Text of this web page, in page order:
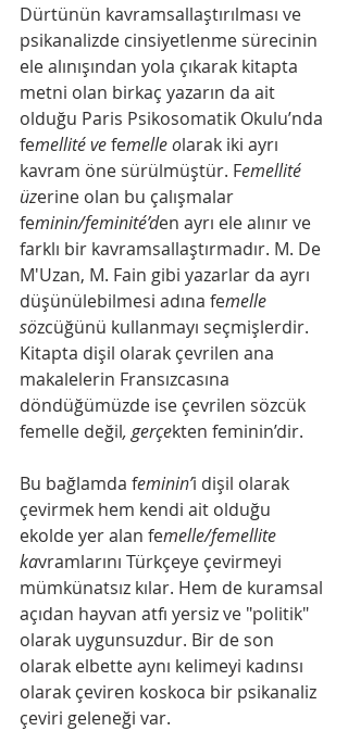
Dürtünün kavramsallaştırılması ve
psikanalizde cinsiyetlenme sürecinin
ele alınışından yola çıkarak kitapta
metni olan birkaç yazarın da ait
olduğu Paris Psikosomatik Okulu’nda
femellité ve femelle olarak iki ayrı
kavram öne sürülmüştür. Femellité
üzerine olan bu çalışmalar
feminin/feminité’den ayrı ele alınır ve
farklı bir kavramsallaştırmadır. M. De
M'Uzan, M. Fain gibi yazarlar da ayrı
düşünülebilmesi adına femelle
sözcüğünü kullanmayı seçmişlerdir.
Kitapta dişil olarak çevrilen ana
makalelerin Fransızcasına
döndüğümüzde ise çevrilen sözcük
femelle değil, gerçekten feminin’dir.
Bu bağlamda feminin’i dişil olarak
çevirmek hem kendi ait olduğu
ekolde yer alan femelle/femellite
kavramlarını Türkçeye çevirmeyi
mümkünatsız kılar. Hem de kuramsal
açıdan hayvan atfı yersiz ve "politik"
olarak uygunsuzdur. Bir de son
olarak elbette aynı kelimeyi kadınsı
olarak çeviren koskoca bir psikanaliz
çeviri geleneği var.